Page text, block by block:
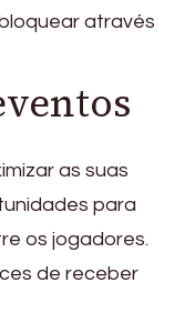
através
as suas
para
os jogadores.
de receber